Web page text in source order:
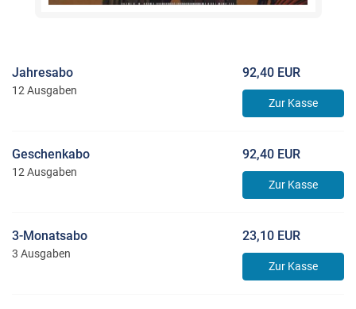
Jahresabo
12 Ausgaben
92,40 EUR
Zur Kasse
Geschenkabo
12 Ausgaben
92,40 EUR
Zur Kasse
3-Monatsabo
3 Ausgaben
23,10 EUR
Zur Kasse